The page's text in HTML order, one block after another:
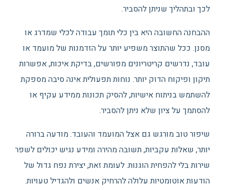
לכך ובתהליך שניתן להסביר.
ההבחנה החשובה היא בין כלי תומך עבודה לכלי שמדרג או
מסנן. ככל שהתוצר משפיע יותר על הזדמנות של מועמד או
עובד, נדרשים קריטריונים מפורשים, בדיקת איכות, אפשרות
תיקון ופיקוח הדוק יותר. נוחות תפעולית אינה סיבה מספקת
להשתמש בניתוח אישיות, להסיק תכונות ממידע עקיף או
להסתמך על ציון שלא ניתן להסביר.
שיפור טוב מורגש גם אצל המועמד והעובד. מודעה ברורה
יותר, שאלות עקביות, תשובה מהירה ומידע נגיש יכולים לשפר
שירות בלי להפחית הוגנות. לעומת זאת, יצירת נפח גדול של
הודעות אוטומטיות עלולה להרחיק אנשים ולהגדיל טעויות.